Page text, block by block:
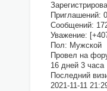
Приглашений: 0
Сообщений:
Уважение:
Пол: Мужской
Провел на
16 дней 3 часа
Последний
2021-11-11